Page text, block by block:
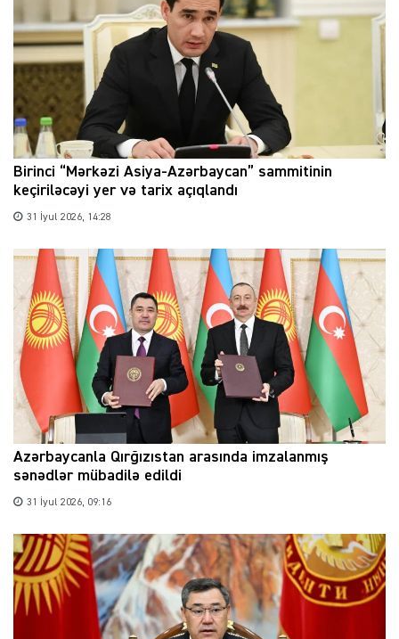
Birinci “Mərkəzi Asiya-Azərbaycan” sammitinin
keçiriləcəyi yer və tarix açıqlandı
31 İyul 2026, 14:28
Azərbaycanla Qırğızıstan arasında imzalanmış
sənədlər mübadilə edildi
31 İyul 2026, 09:16